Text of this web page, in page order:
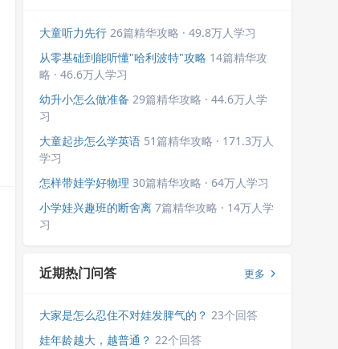
大童听力先行 26篇精华攻略 · 49.8万人学习
从零基础到能听懂"哈利波特"攻略 14篇精华攻
略 · 46.6万人学习
幼升小怎么做准备 29篇精华攻略 · 44.6万人学
习
大童起步怎么学英语 51篇精华攻略 · 171.3万人
学习
怎样带娃学好物理 30篇精华攻略 · 64万人学习
小学娃兴趣班的断舍离 7篇精华攻略 · 14万人学
习
近期热门问答 更多
大家是怎么忍住不对娃发脾气的？ 23个回答
娃年龄越大，越普通？ 22个回答